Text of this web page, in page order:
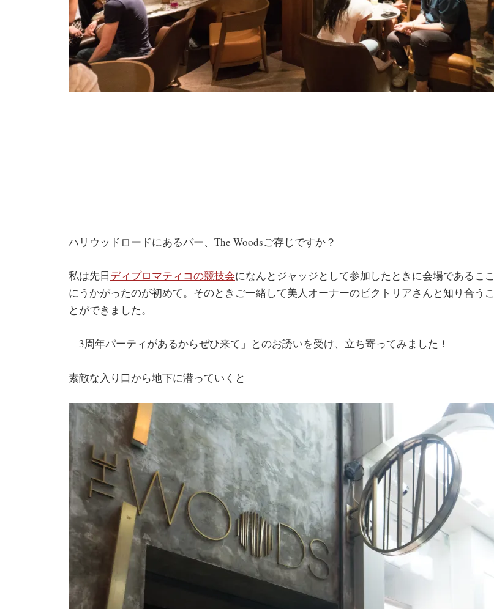
ハリウッドロードにあるバー、The Woodsご存じですか？
私は先日ディプロマティコの競技会になんとジャッジとして参加したときに会場であるここ
にうかがったのが初めて。そのときご一緒して美人オーナーのビクトリアさんと知り合うこ
とができました。
「3周年パーティがあるからぜひ来て」とのお誘いを受け、立ち寄ってみました！
素敵な入り口から地下に潜っていくと